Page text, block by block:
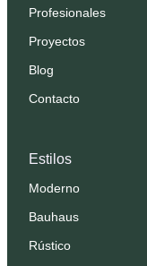
Estilos
Moderno
Bauhaus
Rústico
Profesionales
Proyectos
Blog
Contacto